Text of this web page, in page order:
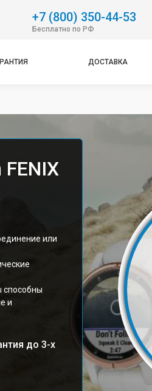
+7 (800) 350-44-53
Бесплатно по РФ
ДОСТАВКА
или
способны
и
до 3-х